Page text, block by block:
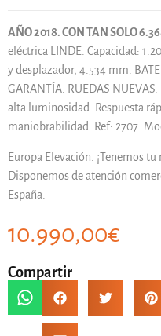
AÑO 2018. CON TAN SOLO
eléctrica LINDE. Capacidad:
y desplazador, 4.534 mm.
GARANTÍA. RUEDAS
alta luminosidad. Respuesta
maniobrabilidad. Ref: 2707.
Europa Elevación. ¡Tenemos
Disponemos de atención
España.
10.990,00€
Compartir